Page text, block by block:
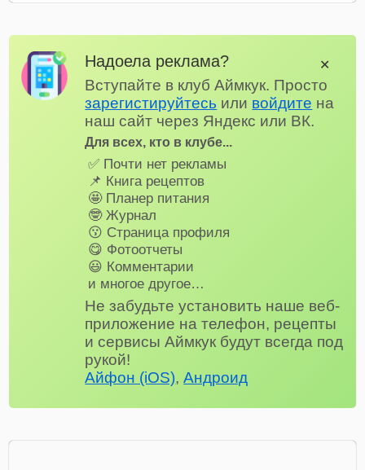
Надоела реклама?
Вступайте в клуб Аймкук. Просто
зарегистируйтесь или войдите на
наш сайт через Яндекс или ВК.
Для всех, кто в клубе...
✅ Почти нет рекламы
📌 Книга рецептов
🤩 Планер питания
🤓 Журнал
😗 Страница профиля
😋 Фотоотчеты
😃 Комментарии
и многое другое…
Не забудьте установить наше веб-
приложение на телефон, рецепты
и сервисы Аймкук будут всегда под
рукой!
Айфон (iOS),Андроид
✕